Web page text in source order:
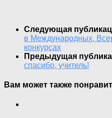
Следующая
в Международных,
конкурсах
Предыдущая
спасибо, учитель!
Вам может также